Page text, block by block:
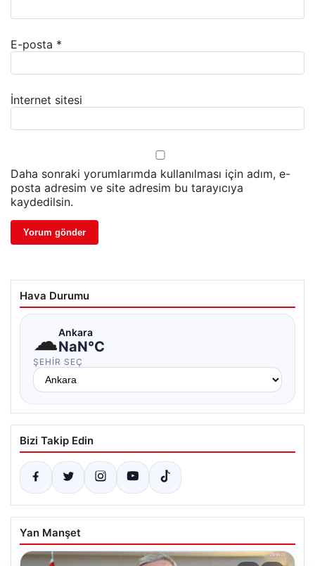
E-posta *
İnternet sitesi
Daha sonraki yorumlarımda kullanılması için adım, e-
posta adresim ve site adresim bu tarayıcıya
kaydedilsin.
Hava Durumu
☁Ankara
NaN°C
ŞEHIR SEÇ
Bizi Takip Edin
Yan Manşet